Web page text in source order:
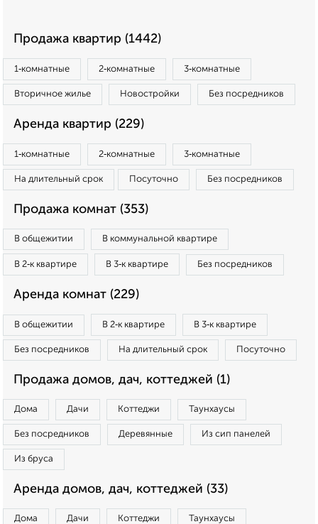
Продажа квартир (1442)
1‑комнатные 2‑комнатные 3‑комнатные
Вторичное жилье Новостройки Без посредников
Аренда квартир (229)
1‑комнатные 2‑комнатные 3‑комнатные
На длительный срок Посуточно Без посредников
Продажа комнат (353)
В общежитии В коммунальной квартире
В 2‑к квартире В 3‑к квартире Без посредников
Аренда комнат (229)
В общежитии В 2‑к квартире В 3‑к квартире
Без посредников На длительный срок Посуточно
Продажа домов, дач, коттеджей (1)
Дома Дачи Коттеджи Таунхаусы
Без посредников Деревянные Из сип панелей
Из бруса
Аренда домов, дач, коттеджей (33)
Дома Дачи Коттеджи Таунхаусы